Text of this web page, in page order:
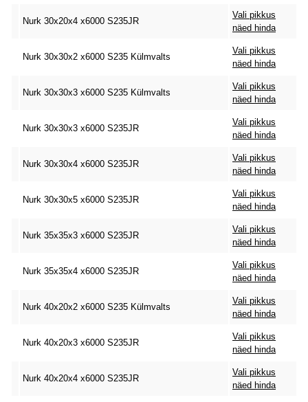
Nurk 30x20x4 x6000 S235JR
Vali pikkus
näed hinda
Nurk 30x30x2 x6000 S235 Külmvalts
Vali pikkus
näed hinda
Nurk 30x30x3 x6000 S235 Külmvalts
Vali pikkus
näed hinda
Nurk 30x30x3 x6000 S235JR
Vali pikkus
näed hinda
Nurk 30x30x4 x6000 S235JR
Vali pikkus
näed hinda
Nurk 30x30x5 x6000 S235JR
Vali pikkus
näed hinda
Nurk 35x35x3 x6000 S235JR
Vali pikkus
näed hinda
Nurk 35x35x4 x6000 S235JR
Vali pikkus
näed hinda
Nurk 40x20x2 x6000 S235 Külmvalts
Vali pikkus
näed hinda
Nurk 40x20x3 x6000 S235JR
Vali pikkus
näed hinda
Nurk 40x20x4 x6000 S235JR
Vali pikkus
näed hinda